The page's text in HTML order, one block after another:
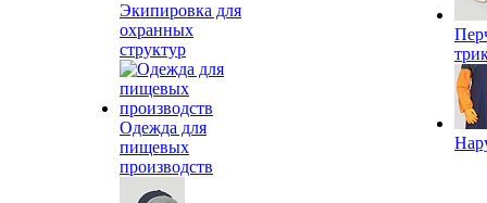
Экипировка для
охранных
структур
Одежда для
пищевых
производств